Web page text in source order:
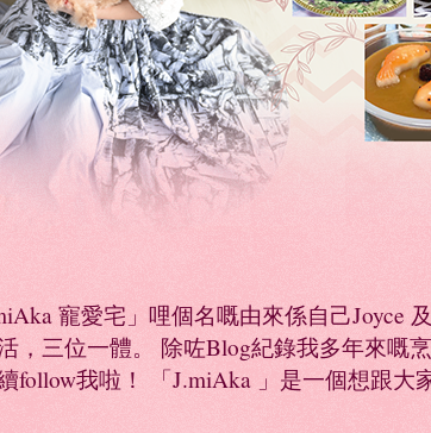
寵愛宅」哩個名嘅由來係自己
，三位一體。 除咗Blog紀錄我多年來嘅
follow我啦！ 「J.miAka 」是一個想跟大家